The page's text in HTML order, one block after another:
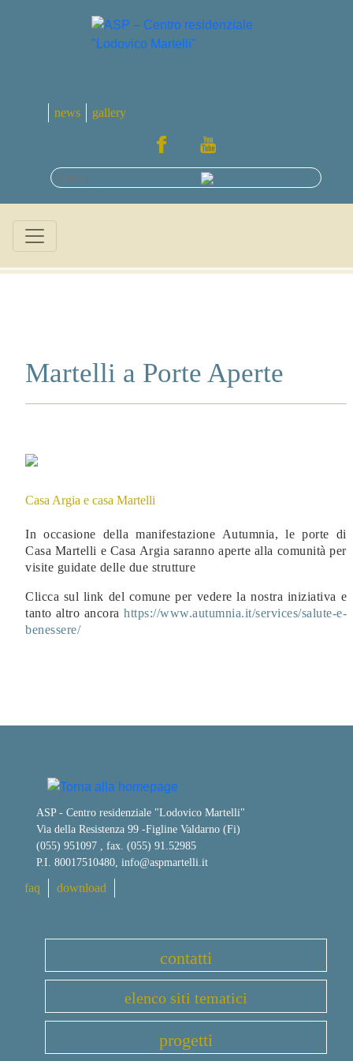
news gallery
Martelli a Porte Aperte
Casa Argia e casa Martelli
In occasione della manifestazione Autumnia, le porte di
Casa Martelli e Casa Argia saranno aperte alla comunità per
visite guidate delle due strutture
Clicca sul link del comune per vedere la nostra iniziativa e
tanto altro ancora https://www.autumnia.it/services/salute-e-
benessere/
ASP - Centro residenziale "Lodovico Martelli"
Via della Resistenza 99 -Figline Valdarno (Fi)
(055) 951097 , fax. (055) 91.52985
P.I. 80017510480, info@aspmartelli.it
faq download
contatti
elenco siti tematici
progetti